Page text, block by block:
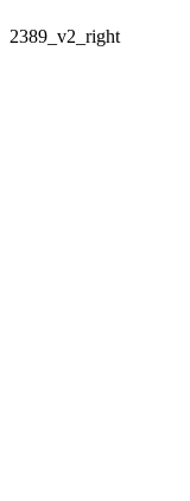
2389_v2_right